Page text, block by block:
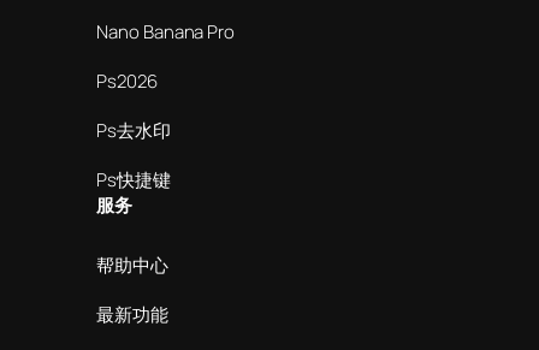
Nano Banana Pro
Ps2026
Ps去水印
Ps快捷键
服务
帮助中心
最新功能